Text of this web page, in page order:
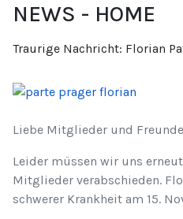
NEWS - HOME
Traurige Nachricht: Florian
Liebe Mitglieder und
Leider müssen wir uns
Mitglieder verabschieden.
schwerer Krankheit am 15.